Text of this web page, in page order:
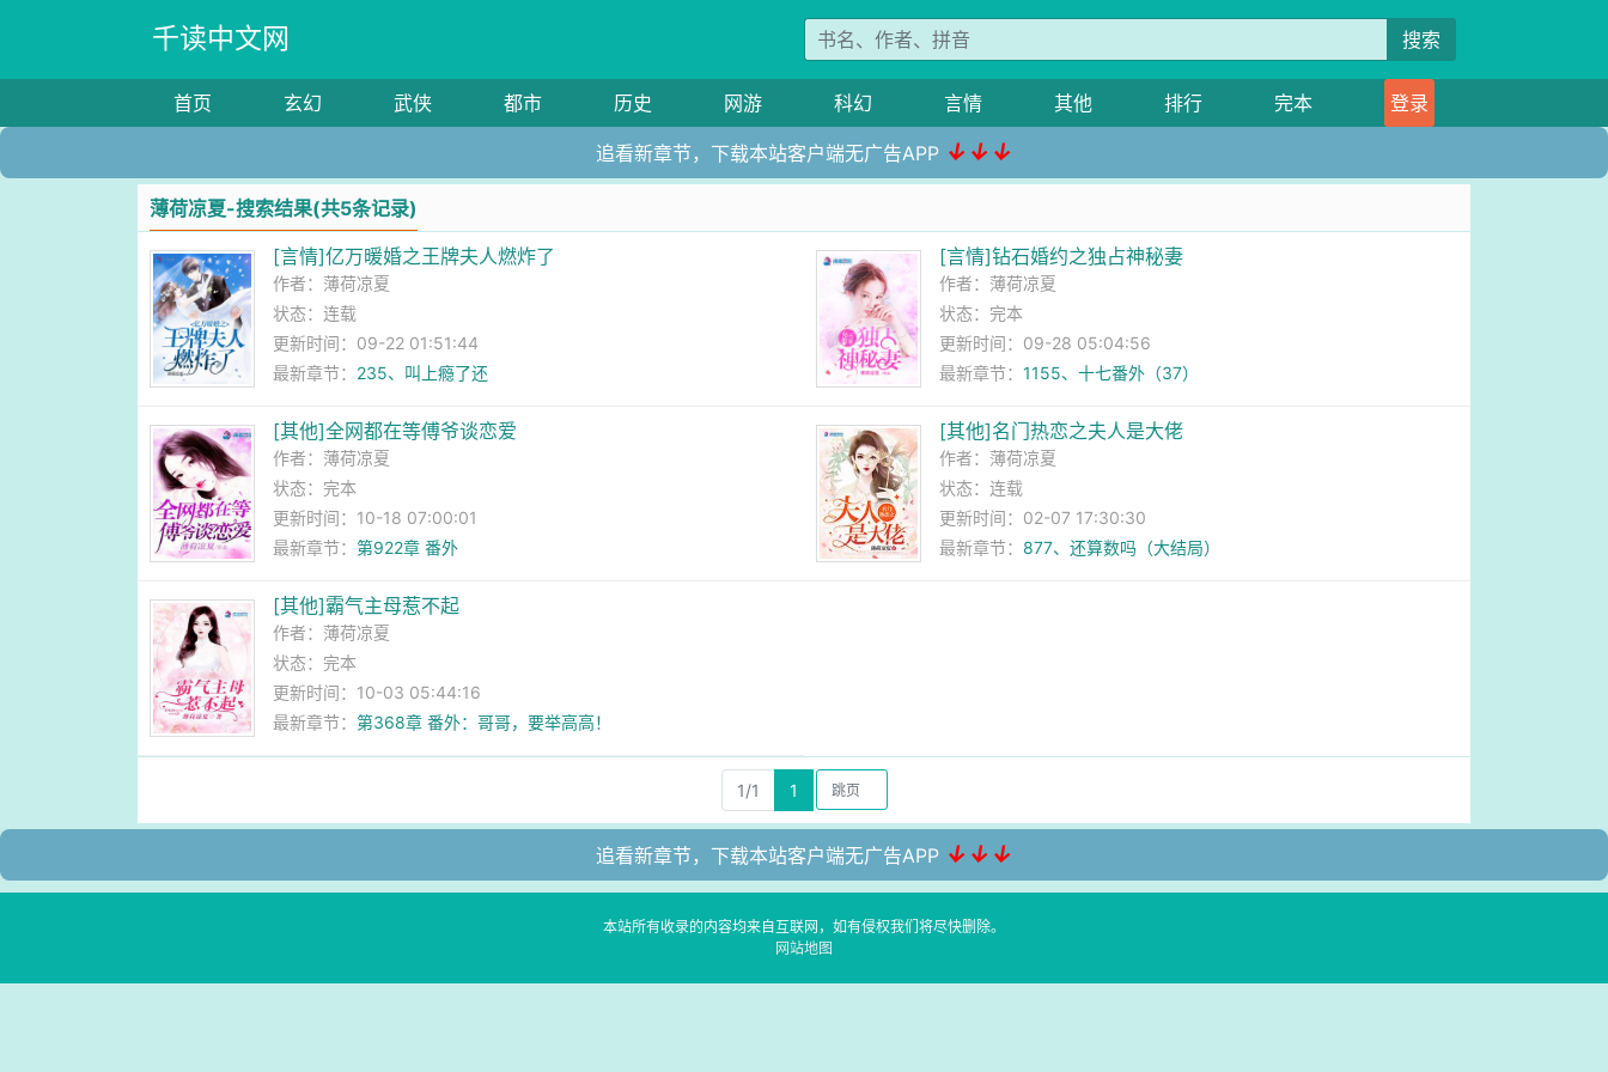
千读中文网 搜索
首页 玄幻 武侠 都市 历史 网游 科幻 言情 其他 排行 完本 登录
追看新章节，下载本站客户端无广告APP ↓↓↓
薄荷凉夏-搜索结果(共5条记录)
[言情]亿万暖婚之王牌夫人燃炸了
作者： 薄荷凉夏
状态：连载
更新时间：09-22 01:51:44
最新章节： 235、叫上瘾了还
[言情]钻石婚约之独占神秘妻
作者： 薄荷凉夏
状态：完本
更新时间：09-28 05:04:56
最新章节： 1155、十七番外（37）
[其他]全网都在等傅爷谈恋爱
作者： 薄荷凉夏
状态：完本
更新时间：10-18 07:00:01
最新章节：第922章 番外
[其他]名门热恋之夫人是大佬
作者： 薄荷凉夏
状态：连载
更新时间：02-07 17:30:30
最新章节： 877、还算数吗（大结局）
[其他]霸气主母惹不起
作者： 薄荷凉夏
状态：完本
更新时间：10-03 05:44:16
最新章节：第368章 番外：哥哥，要举高高！
1/1 1
追看新章节，下载本站客户端无广告APP ↓↓↓
本站所有收录的内容均来自互联网，如有侵权我们将尽快删除。
网站地图